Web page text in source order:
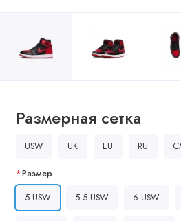
Размерная сетка
USW UK EU RU
Размер
5 USW
5.5 USW 6 USW